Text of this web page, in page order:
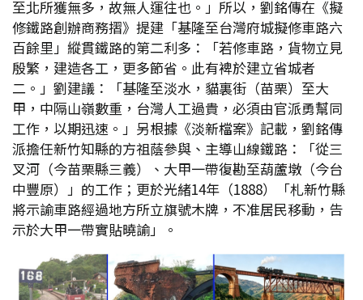
至北所獲無多，故無人運往也。」所以，劉銘傳在《擬
修鐵路創辦商務摺》提建「基隆至台灣府城擬修車路六
百餘里」縱貫鐵路的第二利多：「若修車路，貨物立見
殷繁，建造各工，更多節省。此有裨於建立省城者
二。」劉建議：「基隆至淡水，貓裏街（苗栗）至大
甲，中隔山嶺數重，台灣人工過貴，必須由官派勇幫同
工作，以期迅速。」另根據《淡新檔案》記載，劉銘傳
派擔任新竹知縣的方祖蔭參與、主導山線鐵路：「從三
叉河（今苗栗縣三義）、大甲一帶復勘至葫蘆墩（今台
中豐原）」的工作；更於光緒14年（1888）「札新竹縣
將示諭車路經過地方所立旗號木牌，不准居民移動，告
示於大甲一帶實貼曉諭」。